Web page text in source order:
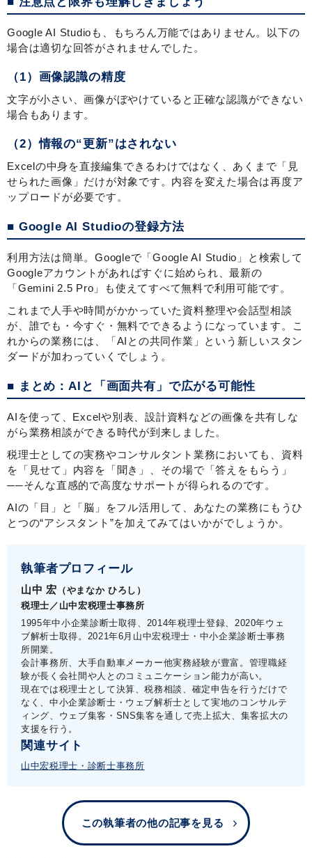
Google AI Studioも、もちろん万能ではありません。以下の
場合は適切な回答がされませんでした。
（1）画像認識の精度
文字が小さい、画像がぼやけていると正確な認識ができない
場合もあります。
（2）情報の“更新”はされない
Excelの中身を直接編集できるわけではなく、あくまで「見
せられた画像」だけが対象です。内容を変えた場合は再度ア
ップロードが必要です。
■ Google AI Studioの登録方法
利用方法は簡単。Googleで「Google AI Studio」と検索して
Googleアカウントがあればすぐに始められ、最新の
「Gemini 2.5 Pro」も使えてすべて無料で利用可能です。
これまで人手や時間がかかっていた資料整理や会話型相談
が、誰でも・今すぐ・無料でできるようになっています。こ
れからの業務には、「AIとの共同作業」という新しいスタン
ダードが加わっていくでしょう。
■ まとめ：AIと「画面共有」で広がる可能性
AIを使って、Excelや別表、設計資料などの画像を共有しな
がら業務相談ができる時代が到来しました。
税理士としての実務やコンサルタント業務においても、資料
を「見せて」内容を「聞き」、その場で「答えをもらう」
──そんな直感的で高度なサポートが得られるのです。
AIの「目」と「脳」をフル活用して、あなたの業務にもうひ
とつの“アシスタント”を加えてみてはいかがでしょうか。
執筆者プロフィール
山中 宏 （やまなか ひろし）
税理士／山中宏税理士事務所
1995年中小企業診断士取得、2014年税理士登録、2020年ウェ
ブ解析士取得。2021年6月山中宏税理士・中小企業診断士事務
所開業。
会計事務所、大手自動車メーカー他実務経験が豊富。管理職経
験が長く会社間や人とのコミュニケーション能力が高い。
現在では税理士として決算、税務相談、確定申告を行うだけで
なく、中小企業診断士・ウェブ解析士として実地のコンサルテ
ィング、ウェブ集客・SNS集客を通して売上拡大、集客拡大の
支援を行う。
関連サイト
山中宏税理士・診断士事務所
この執筆者の他の記事を見る